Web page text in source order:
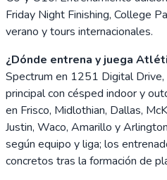
Friday Night Finishing, College
verano y tours internacionales.
¿Dónde entrena y juega
Spectrum en 1251 Digital Drive,
principal con césped indoor y
en Frisco, Midlothian, Dallas,
Justin, Waco, Amarillo y
según equipo y liga; los
concretos tras la formación de